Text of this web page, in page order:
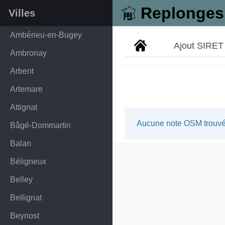
Replonges
Villes
Ambérieu-en-Bugey
Ambronay
Arbent
Artemare
Attignat
Bâgé-Dommartin
Balan
Béligneux
Belley
Bellignat
Beynost
Ajout SIRET
Aucune note OSM